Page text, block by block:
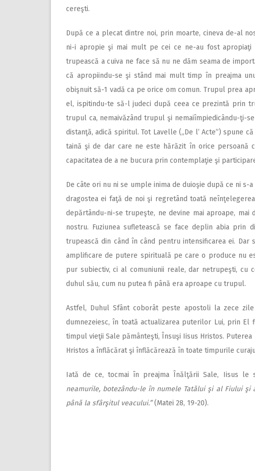
cereşti.
După ce a plecat dintre noi, prin moarte, cineva de-al
ni-i apropie şi mai mult pe cei ce ne-au fost
trupească a cuiva ne face să nu ne dăm seama de
că apropiindu-se şi stând mai mult timp în preajma
obişnuit să-1 vadă ca pe orice om comun. Trupul prea
el, ispitindu-te să-l judeci după ceea ce prezintă prin
trupul ca, nemaivăzând trupul şi nemaiîmpiedicându-ţi-
distanţă, adică spiritul. Tot Lavelle (,,De l’ Acte”) spune
taină şi de dar care ne este hărăzit în orice persoană
capacitatea de a ne bucura prin contemplaţie şi
De câte ori nu ni se umple inima de duioşie după ce ni
dragostea ei faţă de noi şi regretând toată
depărtându-ni-se trupeşte, ne devine mai aproape,
nostru. Fuziunea sufletească se face deplin abia prin
trupească din când în când pentru intensificarea ei.
amplificare de putere spirituală pe care o produce nu
pur subiectiv, ci al comuniunii reale, dar netrupeşti,
duhul său, cum nu putea fi până era aproape cu trupul.
Astfel, Duhul Sfânt coborât peste apostoli la zece
dumnezeiesc, în toată actualizarea puterilor Lui, prin
timpul vieţii Sale pământeşti, Însuşi Iisus Hristos.
Hristos a înflăcărat şi înflăcărează în toate timpurile
Iată de ce, tocmai în preajma Înălţării Sale, Iisus le
neamurile, botezându-le în numele Tatălui şi al Fiului
până la sfârşitul veacului.”(Matei 28, 19-20).